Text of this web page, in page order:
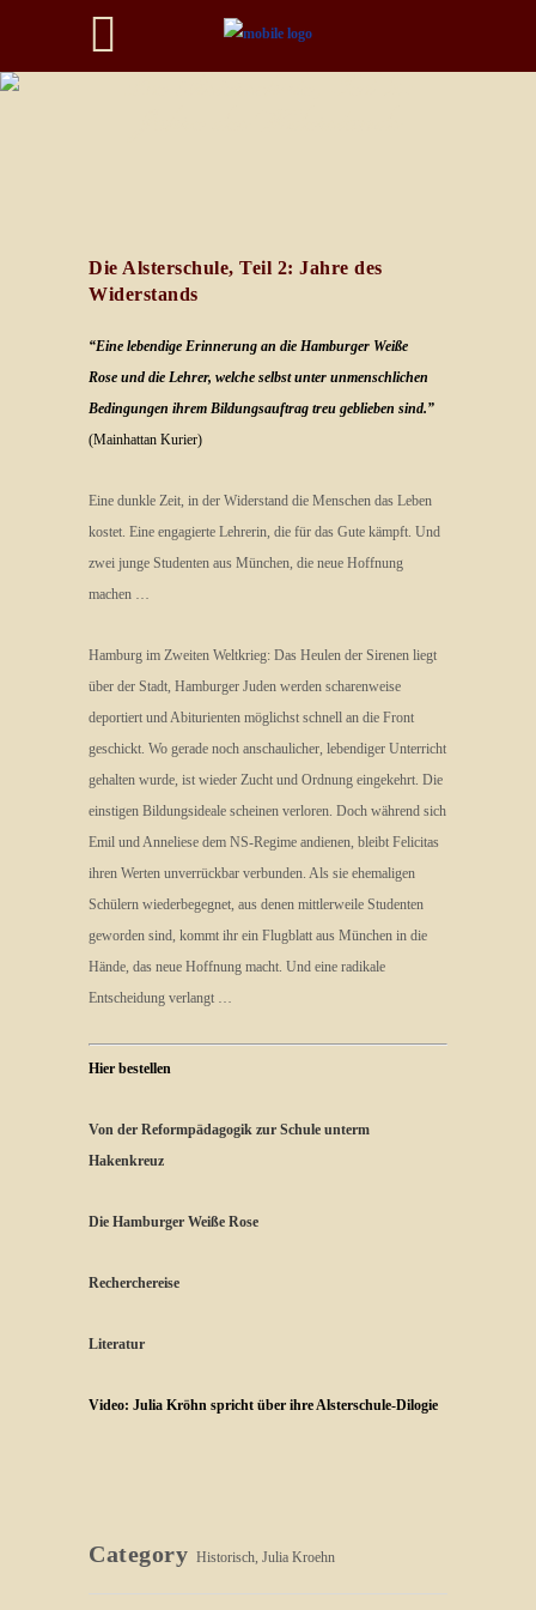
Die Alsterschule, Teil 2: Jahre des
Widerstands
“Eine lebendige Erinnerung an die Hamburger Weiße
Rose und die Lehrer, welche selbst unter unmenschlichen
Bedingungen ihrem Bildungsauftrag treu geblieben sind.”
(Mainhattan Kurier)
Eine dunkle Zeit, in der Widerstand die Menschen das Leben
kostet. Eine engagierte Lehrerin, die für das Gute kämpft. Und
zwei junge Studenten aus München, die neue Hoffnung
machen …
Hamburg im Zweiten Weltkrieg: Das Heulen der Sirenen liegt
über der Stadt, Hamburger Juden werden scharenweise
deportiert und Abiturienten möglichst schnell an die Front
geschickt. Wo gerade noch anschaulicher, lebendiger Unterricht
gehalten wurde, ist wieder Zucht und Ordnung eingekehrt. Die
einstigen Bildungsideale scheinen verloren. Doch während sich
Emil und Anneliese dem NS-Regime andienen, bleibt Felicitas
ihren Werten unverrückbar verbunden. Als sie ehemaligen
Schülern wiederbegegnet, aus denen mittlerweile Studenten
geworden sind, kommt ihr ein Flugblatt aus München in die
Hände, das neue Hoffnung macht. Und eine radikale
Entscheidung verlangt …
Hier bestellen
Von der Reformpädagogik zur Schule unterm
Hakenkreuz
Die Hamburger Weiße Rose
Recherchereise
Literatur
Video: Julia Kröhn spricht über ihre Alsterschule-Dilogie
Category Historisch, Julia Kroehn